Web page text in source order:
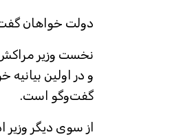
دولت خواهان
نخست وزیر
و در اولین
گفت‌وگو است.
از سوی دیگر وزیر